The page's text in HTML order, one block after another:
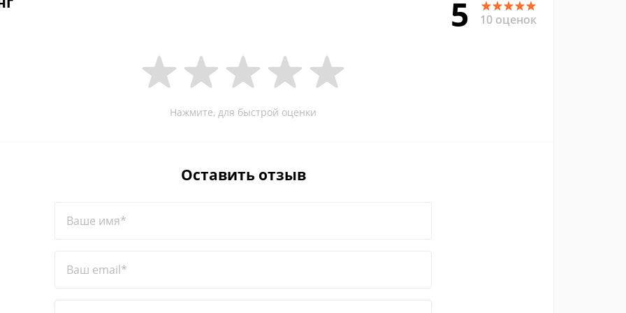
5 10 оценок
Нажмите, для быстрой оценки
Оставить отзыв
Ваше имя*
Ваш email*